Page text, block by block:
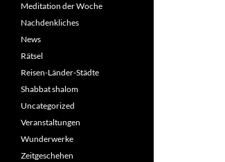
Meditation der Woche
Nachdenkliches
News
Rätsel
Reisen-Länder-Städte
Shabbat shalom
Uncategorized
Veranstaltungen
Wunderwerke
Zeitgeschehen